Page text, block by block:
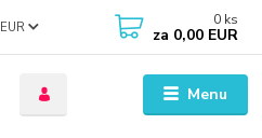
Menu
EUR 0 ks
za 0,00 EUR